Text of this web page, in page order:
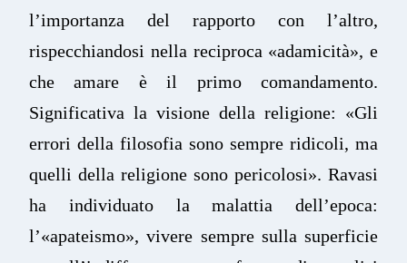
l’importanza del rapporto con l’altro,
rispecchiandosi nella reciproca «adamicità», e
che amare è il primo comandamento.
Significativa la visione della religione: «Gli
errori della filosofia sono sempre ridicoli, ma
quelli della religione sono pericolosi». Ravasi
ha individuato la malattia dell’epoca:
l’«apateismo», vivere sempre sulla superficie